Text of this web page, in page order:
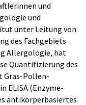
und
und
unter Leitung von
des Fachgebiets
Allergologie, hat
Quantifizierung des
Gras-Pollen-
ELISA (Enzyme-
antikörperbasiertes